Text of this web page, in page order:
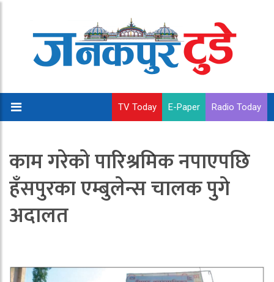
TV Today E-Paper Radio Today
काम गरेको पारिश्रमिक नपाएपछि
हँसपुरका एम्बुलेन्स चालक पुगे
अदालत